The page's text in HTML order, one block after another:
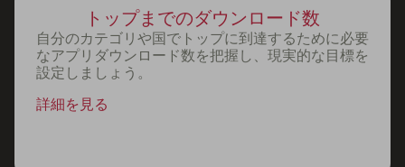
トップまでのダウンロード数
自分のカテゴリや国でトップに到達するために必要
なアプリダウンロード数を把握し、現実的な目標を
設定しましょう。
詳細を見る